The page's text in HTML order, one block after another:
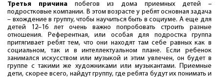
Третья причина побегов из дома приемных детей –
подростковые компании. В этом возрасте у ребят основная задача
– вхождение в группу, чтобы научиться быть в социуме. А еще для
детей 12–16 лет очень важно попробовать строить разные
отношения. Референтная, или особая для подростка группа
притягивает ребят тем, что они находят там себе равных как в
социальном, так и в интеллектуальном плане. Если ребенок
занимался искусством или музыкой и этим увлечен, он будет в
группе с такими же художниками или музыкантами. Приемные
дети, скорее всего, найдут группу, где ребята будут их понимать и